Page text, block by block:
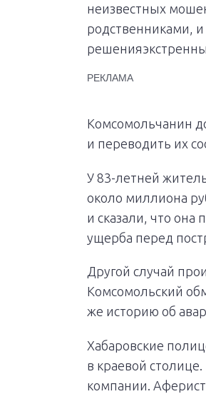
неизвестных
родственниками,
РЕКЛАМА
Комсомольчанин
и переводить их
У 83-летней
около миллиона
и сказали, что
ущерба перед
Другой случай
Комсомольский
же историю об
Хабаровские
в краевой
компании.